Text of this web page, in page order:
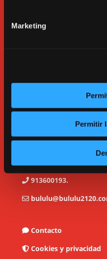
Marketing
Permitir
913600193.
Contacto
Cookies y privacidad